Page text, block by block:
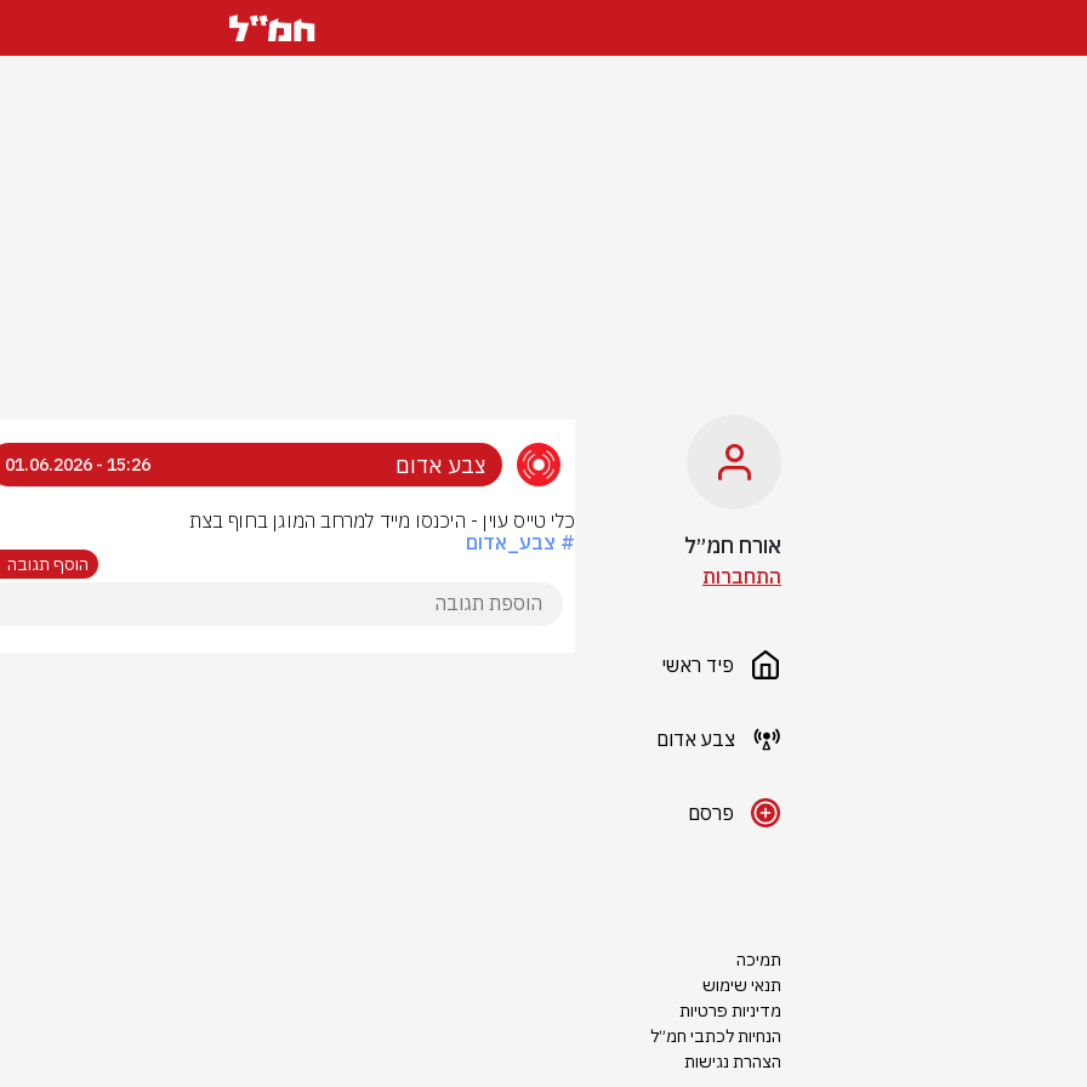
אורח חמ״ל
התחברות
פיד ראשי
צבע אדום
פרסם
תמיכה
תנאי שימוש
מדיניות פרטיות
הנחיות לכתבי חמ״ל
הצהרת נגישות
צבע אדום 15:26 - 01.06.2026
כלי טייס עוין - היכנסו מייד למרחב המוגן בחוף בצת
# צבע_אדום
הוסף תגובה